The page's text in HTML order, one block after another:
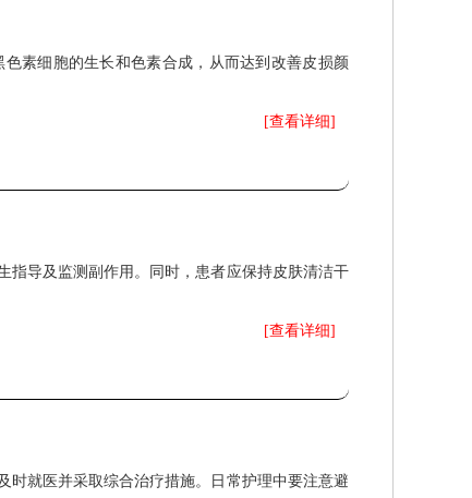
素细胞的生长和色素合成，从而达到改善皮损颜
[查看详细]
指导及监测副作用。同时，患者应保持皮肤清洁干
[查看详细]
时就医并采取综合治疗措施。日常护理中要注意避